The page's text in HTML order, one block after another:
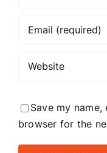
Save my
browser for the